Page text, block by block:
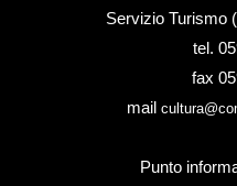
Servizio Turismo
tel.
fax
mail
Punto